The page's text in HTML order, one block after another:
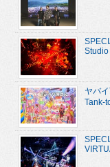
Studio
ヤバ
Tank-